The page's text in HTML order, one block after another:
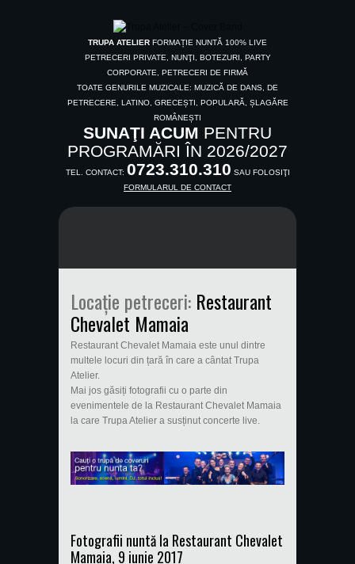
TRUPA ATELIER FORMAȚIE NUNTĂ 100% LIVE
PETRECERI PRIVATE, NUNŢI, BOTEZURI, PARTY
CORPORATE, PETRECERI DE FIRMĂ
TOATE GENURILE MUZICALE: MUZICĂ DE DANS, DE
PETRECERE, LATINO, GRECEȘTI, POPULARĂ, ȘLAGĂRE
ROMÂNEȘTI
SUNAŢI ACUM PENTRU
PROGRAMĂRI ÎN 2026/2027
TEL. CONTACT: 0723.310.310 SAU FOLOSIŢI
FORMULARUL DE CONTACT
Locație petreceri: Restaurant
Chevalet Mamaia
Restaurant Chevalet Mamaia este unul dintre
multele locuri din țară în care a cântat Trupa
Atelier.
Mai jos găsiți fotografii cu o parte din
evenimentele de la Restaurant Chevalet Mamaia
la care Trupa Atelier a susținut concerte live.
Fotografii nuntă la Restaurant Chevalet
Mamaia, 9 iunie 2017